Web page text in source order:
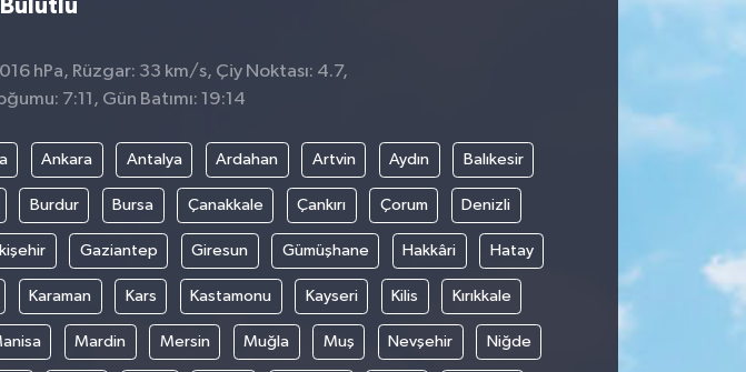
Bulutlu
hPa, Rüzgar: 33 km/s, Çiy Noktası: 4.7,
7:11, Gün Batımı: 19:14
Ankara Antalya Ardahan Artvin Aydın Balıkesir
Burdur Bursa Çanakkale Çankırı Çorum Denizli
Gaziantep Giresun Gümüşhane Hakkâri Hatay
Karaman Kars Kastamonu Kayseri Kilis Kırıkkale
Mardin Mersin Muğla Muş Nevşehir Niğde